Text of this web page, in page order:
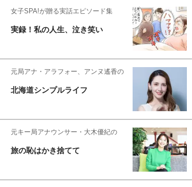
女子SPA!が贈る実話エピソード集
実録！私の人生、泣き笑い
元局アナ・アラフォー、アンヌ遙香の
北海道シンプルライフ
元キー局アナウンサー・大木優紀の
旅の恥はかき捨てて